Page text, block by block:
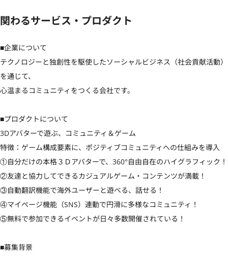
関わるサービス・プロダクト
■企業について
テクノロジーと独創性を駆使したソーシャルビジネス（社会貢献活動）
を通じて、
心温まるコミュニティをつくる会社です。
■プロダクトについて
3Dアバターで遊ぶ、コミュニティ＆ゲーム
特徴：ゲーム構成要素に、ポジティブコミュニティへの仕組みを導入
①自分だけの本格３Ｄアバターで、360°自由自在のハイグラフィック！
②友達と協力してできるカジュアルゲーム・コンテンツが満載！
③自動翻訳機能で海外ユーザーと遊べる、話せる！
④マイページ機能（SNS）連動で円滑に多様なコミュニティ！
⑤無料で参加できるイベントが日々多数開催されている！
■募集背景